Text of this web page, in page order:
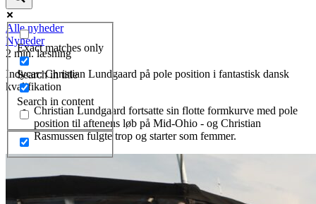
Exact matches only
Search in title
Search in content
Alle nyheder
Nyheder
2 min. læsning
Indycar: Christian Lundgaard på pole position i fantastisk dansk
kvalifikation
Christian Lundgaard fortsatte sin flotte formkurve med pole
position til aftenens løb på Mid-Ohio - og Christian
Rasmussen fulgte trop og starter som femmer.